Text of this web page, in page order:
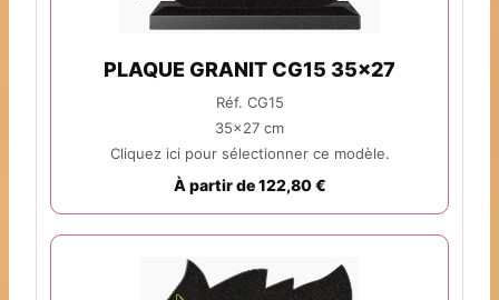
PLAQUE GRANIT CG15 35x27
Réf. CG15
35x27 cm
Cliquez ici pour sélectionner ce modèle.
À partir de 122,80 €